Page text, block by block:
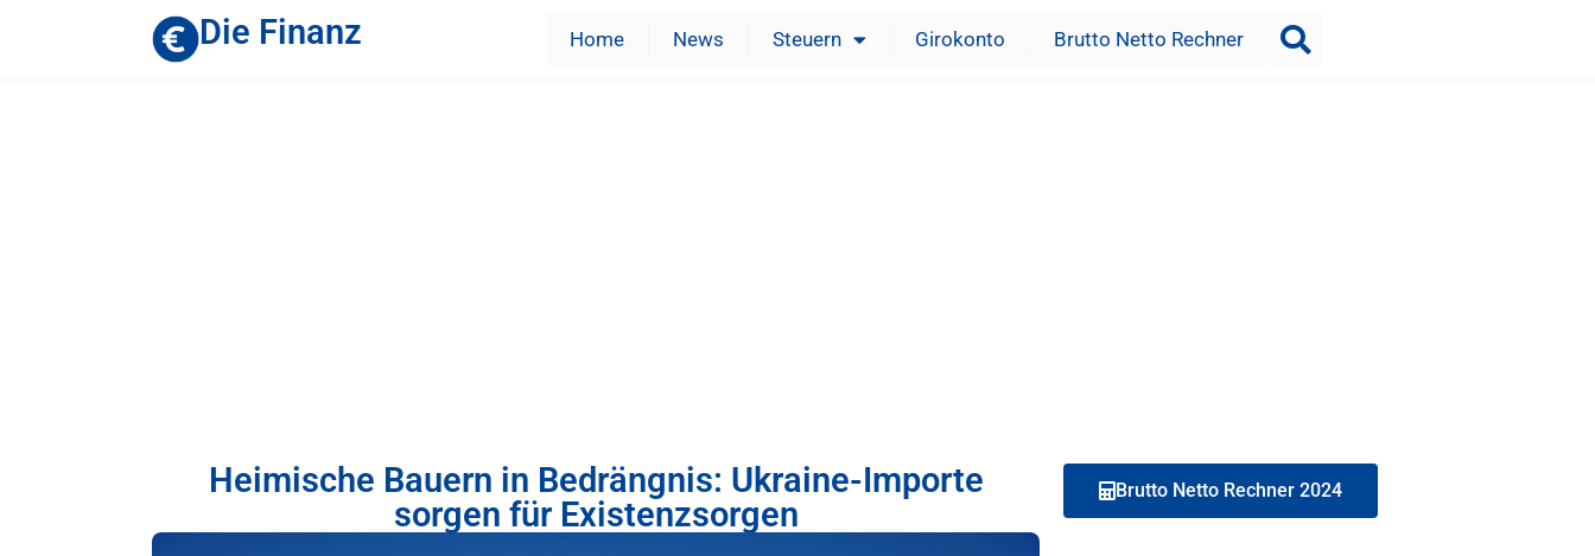
Die Finanz Home News Steuern Girokonto Brutto Netto Rechner
Heimische Bauern in Bedrängnis: Ukraine-Importe
sorgen für Existenzsorgen
Brutto Netto Rechner 2024